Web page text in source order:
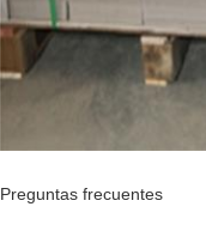
Preguntas frecuentes